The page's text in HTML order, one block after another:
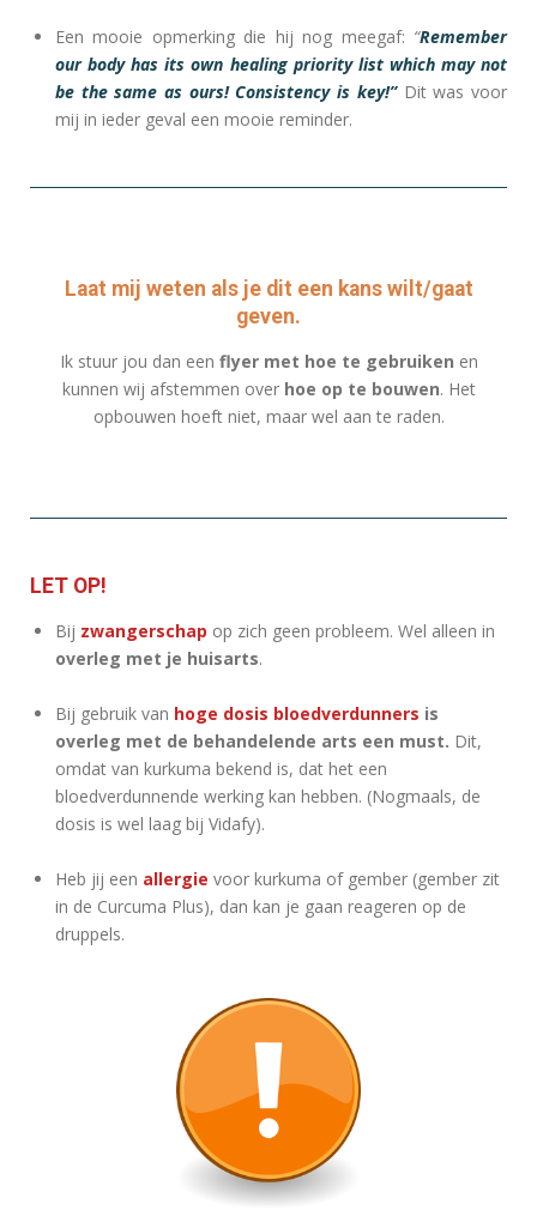
Een mooie opmerking die hij nog meegaf: “Remember
our body has its own healing priority list which may not
be the same as ours! Consistency is key!” Dit was voor
mij in ieder geval een mooie reminder.
Laat mij weten als je dit een kans wilt/gaat
geven.
Ik stuur jou dan een flyer met hoe te gebruiken en
kunnen wij afstemmen over hoe op te bouwen. Het
opbouwen hoeft niet, maar wel aan te raden.
LET OP!
Bij zwangerschap op zich geen probleem. Wel alleen in
overleg met je huisarts.
Bij gebruik van hoge dosis bloedverdunners is
overleg met de behandelende arts een must. Dit,
omdat van kurkuma bekend is, dat het een
bloedverdunnende werking kan hebben. (Nogmaals, de
dosis is wel laag bij Vidafy).
Heb jij een allergie voor kurkuma of gember (gember zit
in de Curcuma Plus), dan kan je gaan reageren op de
druppels.